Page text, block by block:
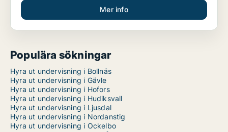
Mer info
Populära sökningar
Hyra ut undervisning i Bollnäs
Hyra ut undervisning i Gävle
Hyra ut undervisning i Hofors
Hyra ut undervisning i Hudiksvall
Hyra ut undervisning i Ljusdal
Hyra ut undervisning i Nordanstig
Hyra ut undervisning i Ockelbo